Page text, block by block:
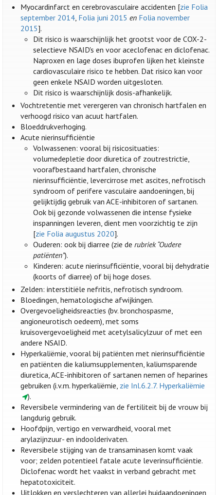
Myocardinfarct en cerebrovasculaire accidenten [zie Folia
september 2014, Folia juni 2015 en Folia november
2015].
Dit risico is waarschijnlijk het grootst voor de COX-2-
selectieve NSAID's en voor aceclofenac en diclofenac.
Naproxen en lage doses ibuprofen lijken het kleinste
cardiovasculaire risico te hebben. Dat risico kan voor
geen enkele NSAID worden uitgesloten.
Dit risico is waarschijnlijk dosis-afhankelijk.
Vochtretentie met verergeren van chronisch hartfalen en
verhoogd risico van acuut hartfalen.
Bloeddrukverhoging.
Acute nierinsufficiëntie
Volwassenen: vooral bij risicosituaties:
volumedepletie door diuretica of zoutrestrictie,
voorafbestaand hartfalen, chronische
nierinsufficiëntie, levercirrose met ascites, nefrotisch
syndroom of perifere vasculaire aandoeningen, bij
gelijktijdig gebruik van ACE-inhibitoren of sartanen.
Ook bij gezonde volwassenen die intense fysieke
inspanningen leveren, dient men voorzichtig te zijn
[zie Folia augustus 2020].
Ouderen: ook bij diarree (zie derubriek “Oudere
patiënten”).
Kinderen: acute nierinsufficiëntie, vooral bij dehydratie
(koorts of diarree) of bij hoge doses.
Zelden: interstitiële nefritis, nefrotisch syndroom.
Bloedingen, hematologische afwijkingen.
Overgevoeligheidsreacties (bv. bronchospasme,
angioneurotisch oedeem), met soms
kruisovergevoeligheid met acetylsalicylzuur of met een
andere NSAID.
Hyperkaliëmie, vooral bij patiënten met nierinsufficiëntie
en patiënten die kaliumsupplementen, kaliumsparende
diuretica, ACE-inhibitoren of sartanen nemen of heparines
gebruiken (i.v.m. hyperkaliëmie, zie Inl.6.2.7. Hyperkaliëmie
).
Reversibele vermindering van de fertiliteit bij de vrouw bij
langdurig gebruik.
Hoofdpijn, vertigo en verwardheid, vooral met
arylazijnzuur- en indoolderivaten.
Reversibele stijging van de transaminasen komt vaak
voor; zelden potentieel fatale acute leverinsufficiëntie.
Diclofenac wordt het vaakst in verband gebracht met
hepatotoxiciteit.
Uitlokken en verslechteren van allerlei huidaandoeningen